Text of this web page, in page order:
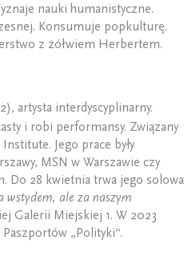
nauki humanistyczne.
Konsumuje popkulturę.
z żółwiem Herbertem.
artysta interdyscyplinarny.
i robi performansy. Związany
Jego prace były
MSN w Warszawie czy
Do 28 kwietnia trwa jego solowa
wstydem, ale za naszym
Galerii Miejskiej 1. W 2023
„Polityki“.